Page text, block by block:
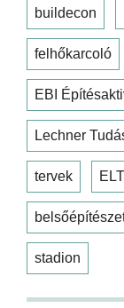
buildecon
felhőkarcoló
EBI
Lechner
tervek
stadion